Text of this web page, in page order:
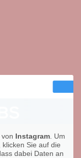
Instagram. Um
Sie auf die
dabei Daten an